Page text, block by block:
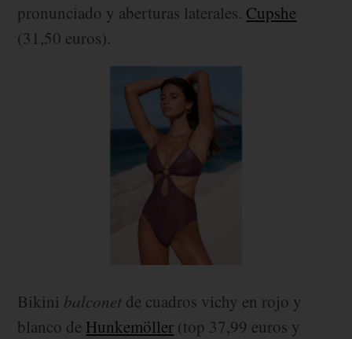
pronunciado y aberturas laterales. Cupshe
(31,50 euros).
Bikini balconet de cuadros vichy en rojo y
blanco de Hunkemöller (top 37,99 euros y